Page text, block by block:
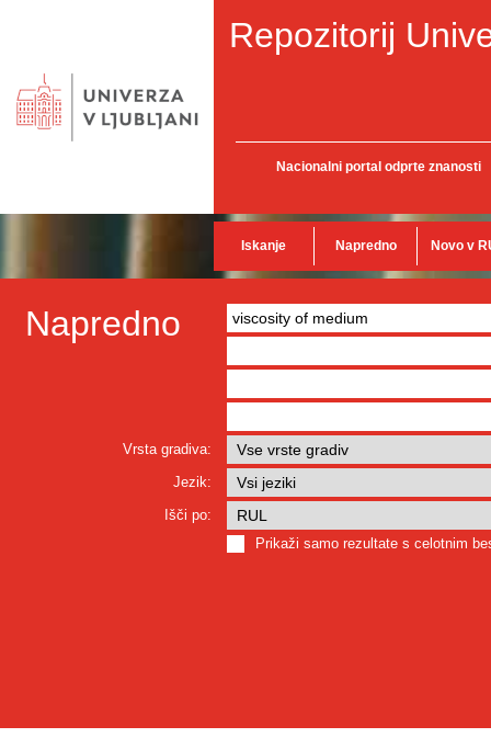
Repozitorij
Nacionalni portal odprte znanosti
Iskanje Napredno Novo v
Napredno
Vrsta gradiva:
Jezik:
Išči po:
Prikaži samo rezultate s celotnim